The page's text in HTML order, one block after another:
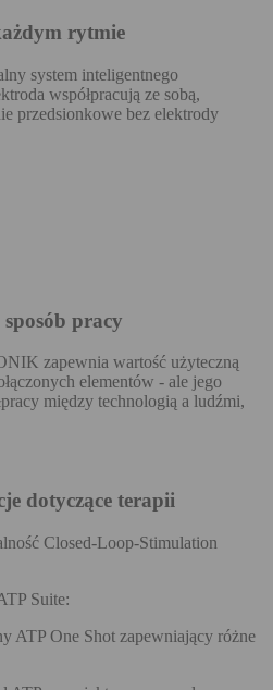
rytmie
system inteligentnego
współpracują ze sobą,
przedsionkowe bez elektrody
pracy
zapewnia wartość użyteczną
elementów - ale jego
między technologią a ludźmi,
dotyczące terapii
Closed-Loop-Stimulation
Suite:
ATP One Shot zapewniający różne